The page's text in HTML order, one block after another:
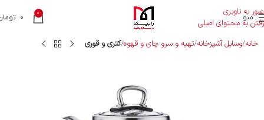
عبور به ناوبری
رفتن به محتوای اصلی
منو 0
0
خانه وسایل آشپزخانه تهیه و سرو چای و قهوه کتری و قوری